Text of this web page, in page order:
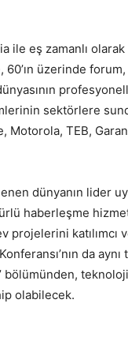
ile eş zamanlı
üzerinde
sektörlere
Motorola, TEB,
dünyanın lider
haberleşme
projelerini katılımcı
da aynı
bölümünden,
olabilecek.